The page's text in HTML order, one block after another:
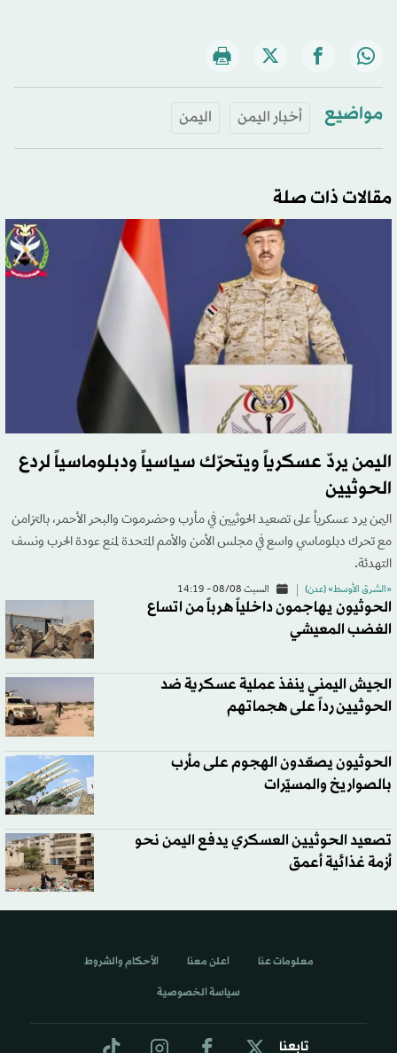
مواضيع أخبار اليمن اليمن
مقالات ذات صلة
اليمن يردّ عسكرياً ويتحرّك سياسياً ودبلوماسياً لردع
الحوثيين
اليمن يرد عسكرياً على تصعيد الحوثيين في مأرب وحضرموت والبحر الأحمر، بالتزامن
مع تحرك دبلوماسي واسع في مجلس الأمن والأمم المتحدة لمنع عودة الحرب ونسف
التهدئة.
«الشرق الأوسط» (عدن) السبت 08/08 - 14:19
الحوثيون يهاجمون داخلياً هرباً من اتساع
الغضب المعيشي
الجيش اليمني ينفذ عملية عسكرية ضد
الحوثيين رداً على هجماتهم
الحوثيون يصعّدون الهجوم على مأرب
بالصواريخ والمسيّرات
تصعيد الحوثيين العسكري يدفع اليمن نحو
أزمة غذائية أعمق
تابعنا
معلومات عنا اعلن معنا الأحكام والشروط
سياسة الخصوصية